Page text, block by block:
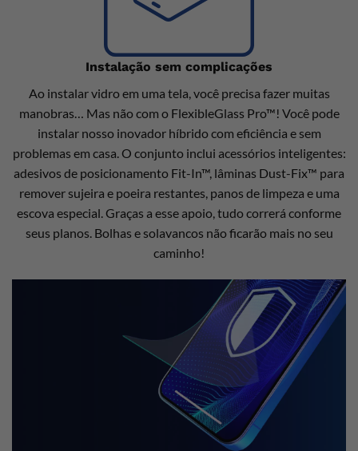
Instalação sem complicações
Ao instalar vidro em uma tela, você precisa fazer muitas
manobras… Mas não com o FlexibleGlass Pro™! Você pode
instalar nosso inovador híbrido com eficiência e sem
problemas em casa. O conjunto inclui acessórios inteligentes:
adesivos de posicionamento Fit-In™, lâminas Dust-Fix™ para
remover sujeira e poeira restantes, panos de limpeza e uma
escova especial. Graças a esse apoio, tudo correrá conforme
seus planos. Bolhas e solavancos não ficarão mais no seu
caminho!